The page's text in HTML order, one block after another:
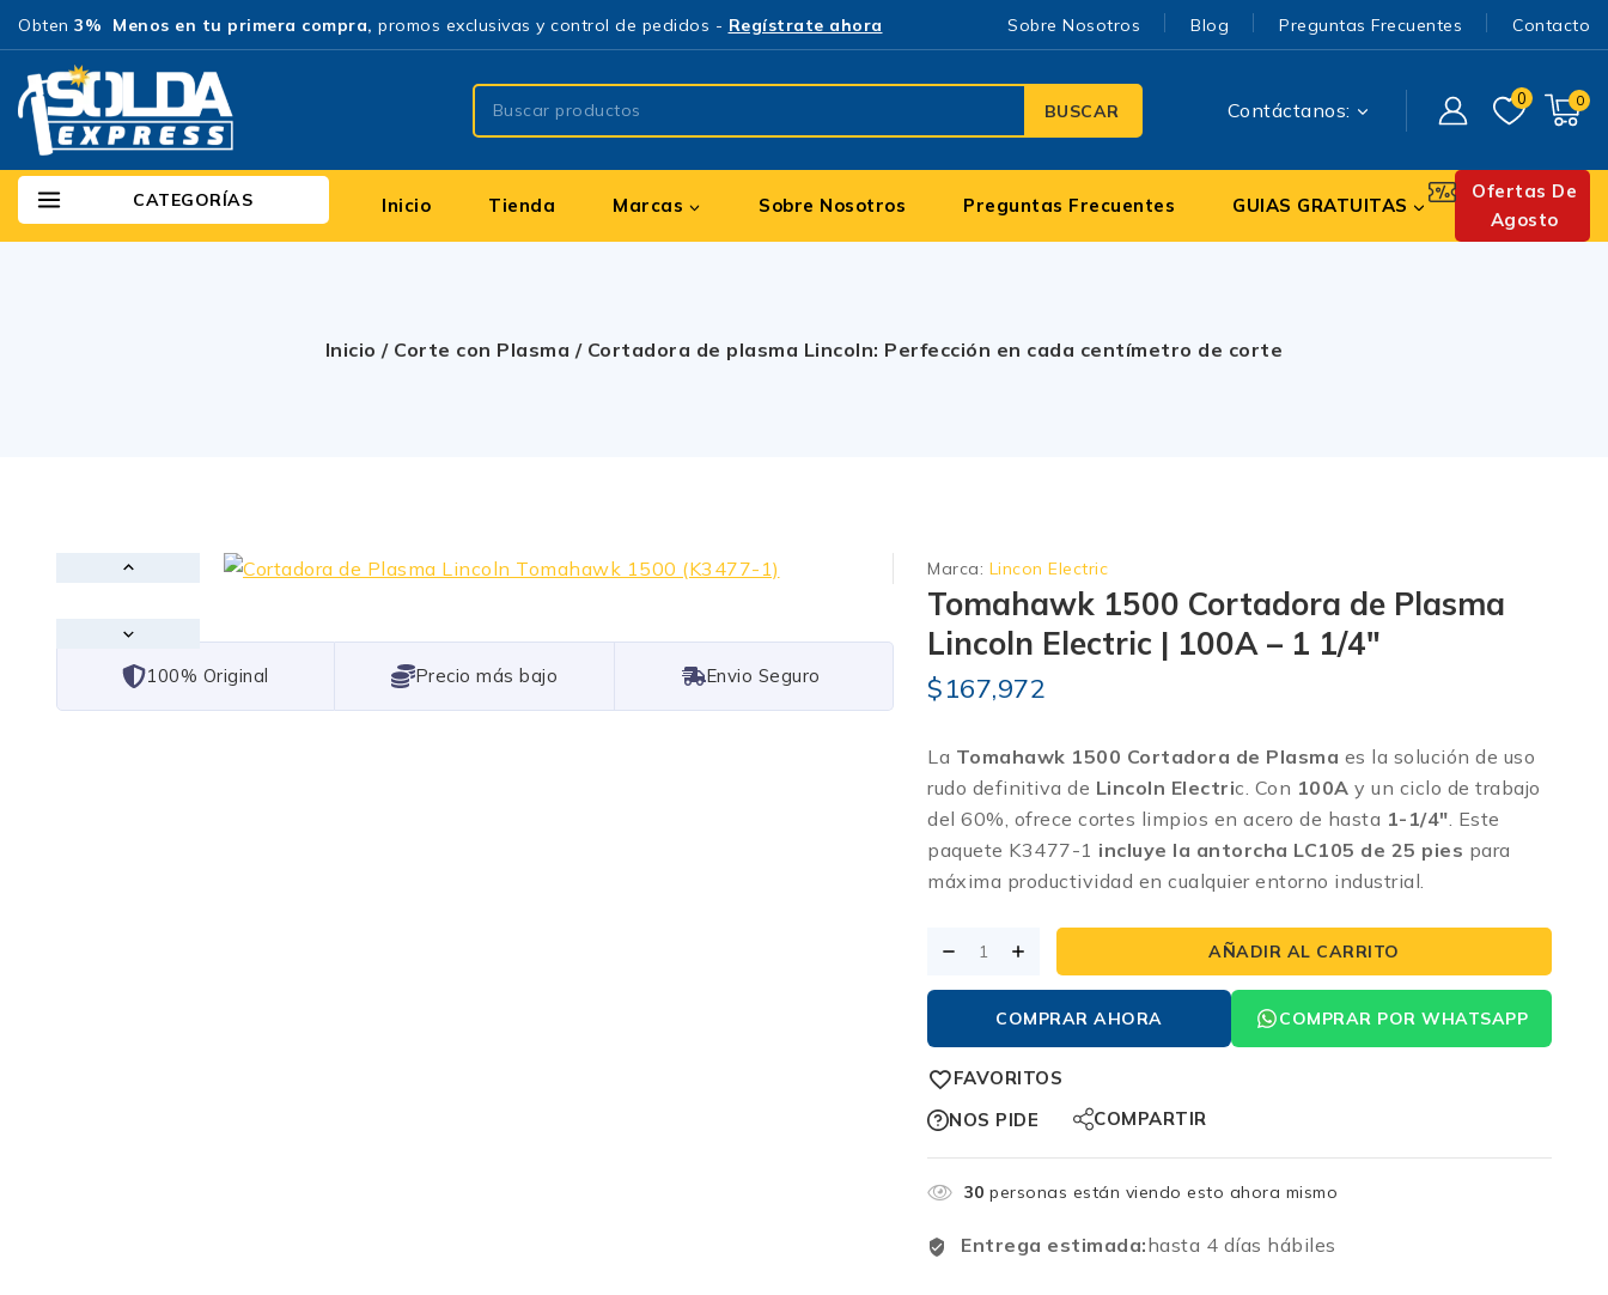
Obten 3% Menos en tu primera compra, promos exclusivas y control de pedidos - Regístrate ahora Sobre Nosotros Blog Preguntas Frecuentes Contacto
BUSCAR Contáctanos: 0 0
CATEGORÍAS Inicio Tienda Marcas Sobre Nosotros Preguntas Frecuentes GUIAS GRATUITAS
Ofertas De
Agosto
Inicio / Corte con Plasma / Cortadora de plasma Lincoln: Perfección en cada centímetro de corte
101% Original Lowest Price Free Shipping
Marca: Lincon Electric
Tomahawk 1500 Cortadora de Plasma
Lincoln Electric | 100A – 1 1/4″
$167,972
La Tomahawk 1500 Cortadora de Plasma es la solución de uso
rudo definitiva de Lincoln Electric. Con 100A y un ciclo de trabajo
del 60%, ofrece cortes limpios en acero de hasta 1-1/4″ . Este
paquete K3477-1 incluye la antorcha LC105 de 25 pies para
máxima productividad en cualquier entorno industrial.
AÑADIR AL CARRITO
COMPRAR AHORA COMPRAR POR WHATSAPP
FAVORITOS
NOS PIDE
COMPARTIR
30 personas están viendo esto ahora mismo
Entrega estimada:hasta 4 días hábiles